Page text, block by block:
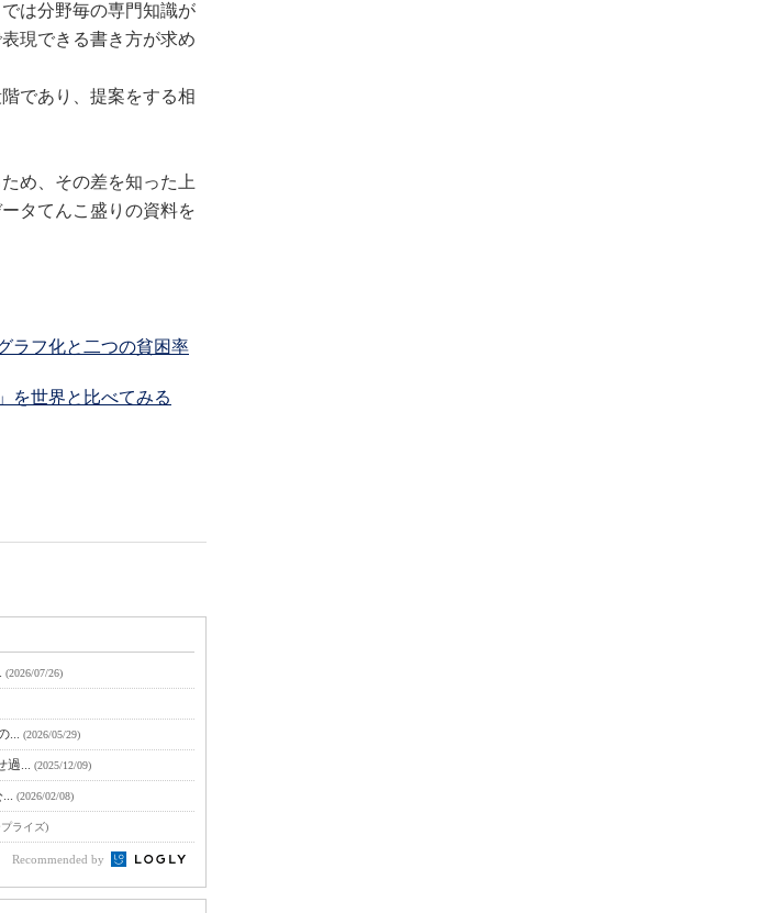
は分野毎の専門知識が
現できる書き方が求め
であり、提案をする相
め、その差を知った上
タてんこ盛りの資料を
ラフ化と二つの貧困率
を世界と比べてみる
(2026/07/26)
... (2026/05/29)
過... (2025/12/09)
(2026/02/08)
ライズ)
Recommended by